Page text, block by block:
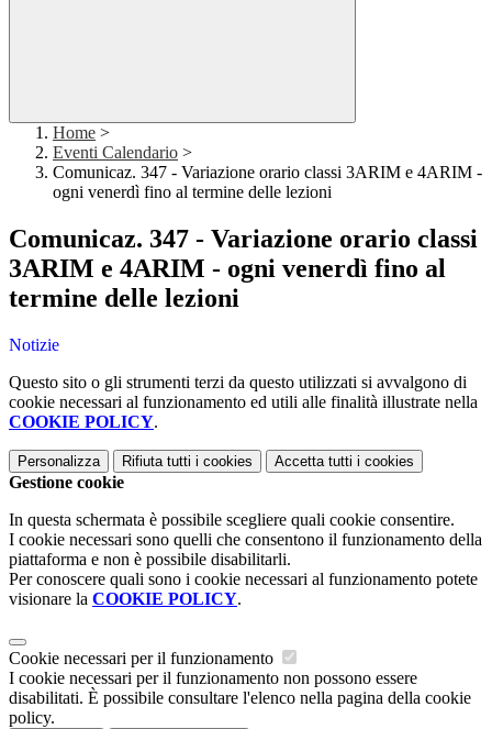
Home >
Eventi Calendario >
Comunicaz. 347 - Variazione orario classi 3ARIM e 4ARIM -
ogni venerdì fino al termine delle lezioni
Comunicaz. 347 - Variazione orario classi
3ARIM e 4ARIM - ogni venerdì fino al
termine delle lezioni
Notizie
Questo sito o gli strumenti terzi da questo utilizzati si avvalgono di
cookie necessari al funzionamento ed utili alle finalità illustrate nella
COOKIE POLICY.
Personalizza Rifiuta tutti i cookies Accetta tutti i cookies
Gestione cookie
In questa schermata è possibile scegliere quali cookie consentire.
I cookie necessari sono quelli che consentono il funzionamento della
piattaforma e non è possibile disabilitarli.
Per conoscere quali sono i cookie necessari al funzionamento potete
visionare la COOKIE POLICY.
Cookie necessari per il funzionamento
I cookie necessari per il funzionamento non possono essere
disabilitati. È possibile consultare l'elenco nella pagina della cookie
policy.